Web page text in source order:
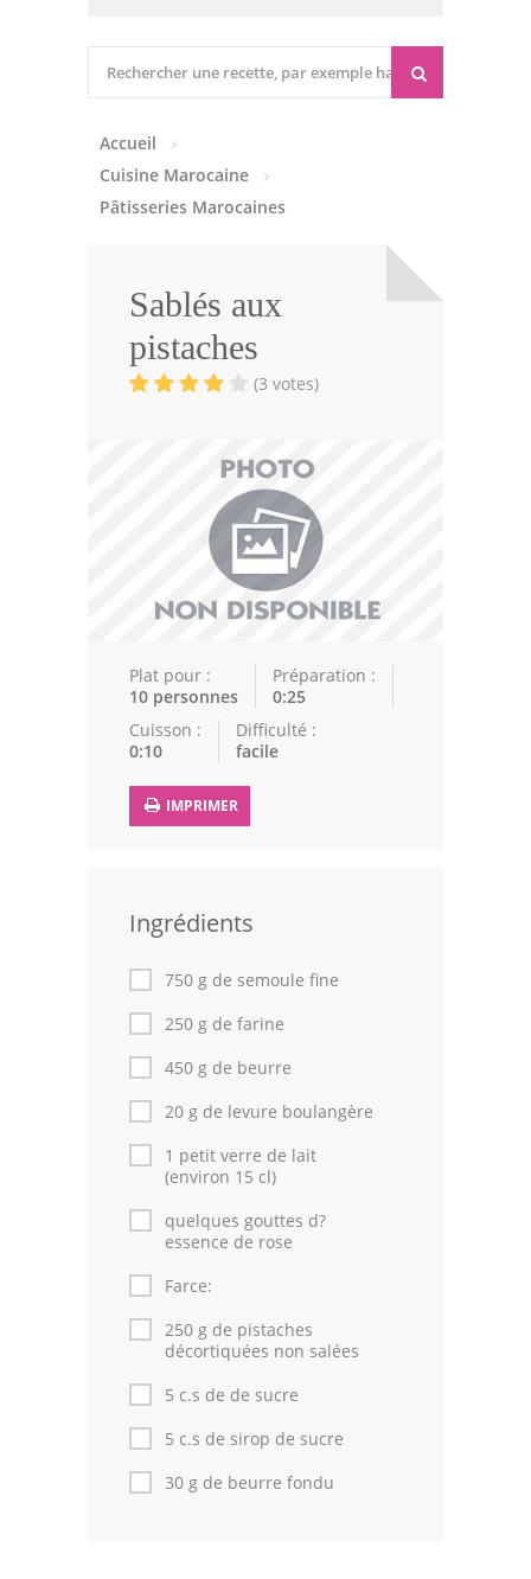
Entrées Froides
Tajines
Viandes
Volailles
Poissons
Recettes Marocaine
Tajines
Viandes
Poissons
Cuisines Orientales
Recettes marocaine
Cuisine Algérienne
Cuisine Tunisienne
Cuisine Juive
Cuisine Libanaise
Actualités
Astuces de cuisine
Fêtes Religieuses
Accueil
Cuisine Marocaine
Pâtisseries Marocaines
Sablés aux
pistaches
(3 votes)
Plat pour :
10 personnes
Préparation :
0:25
Cuisson :
0:10
Difficulté :
facile
IMPRIMER
Ingrédients
750 g de semoule fine
250 g de farine
450 g de beurre
20 g de levure boulangère
1 petit verre de lait
(environ 15 cl)
quelques gouttes d?
essence de rose
Farce:
250 g de pistaches
décortiquées non salées
5 c.s de de sucre
5 c.s de sirop de sucre
30 g de beurre fondu